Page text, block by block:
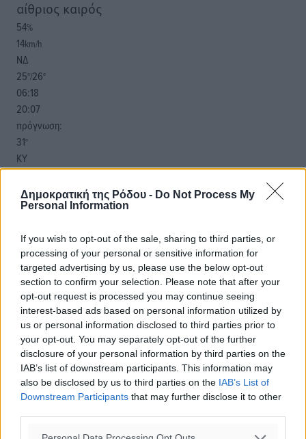
Δημοκρατική της Ρόδου - Do Not Process My
Personal Information
If you wish to opt-out of the sale, sharing to third parties, or
processing of your personal or sensitive information for
targeted advertising by us, please use the below opt-out
section to confirm your selection. Please note that after your
opt-out request is processed you may continue seeing
interest-based ads based on personal information utilized by
us or personal information disclosed to third parties prior to
your opt-out. You may separately opt-out of the further
disclosure of your personal information by third parties on the
IAB’s list of downstream participants. This information may
also be disclosed by us to third parties on the IAB’s List of
Downstream Participants that may further disclose it to other
αίθριος καιρός
54%
14km/h
ΝΔ
25°/26°
06:18
20:07
πρόγνωση:
31°
ΚΥ
29
ΔΕ
29°
28 °
ΤΕ